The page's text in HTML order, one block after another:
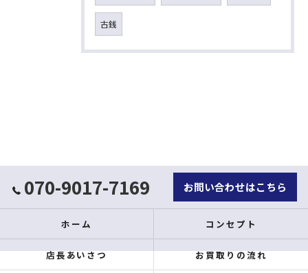
古銭
070-9017-7169 お問い合わせはこちら
ホーム コンセプト
店長あいさつ お買取りの流れ